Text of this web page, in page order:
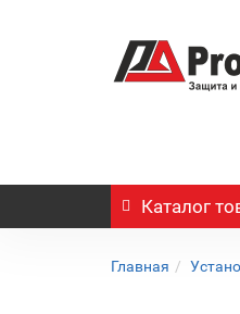
Каталог
Главная